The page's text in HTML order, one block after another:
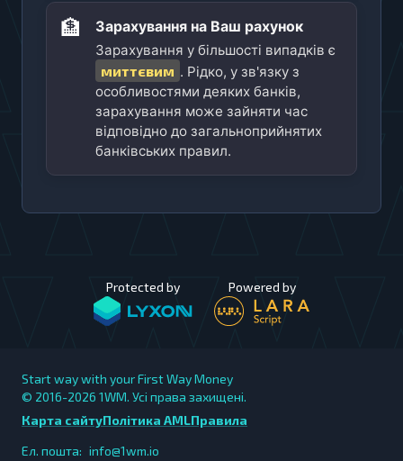
🏦
Зарахування на Ваш рахунок
Зарахування у більшості випадків є
миттєвим . Рідко, у зв'язку з
особливостями деяких банків,
зарахування може зайняти час
відповідно до загальноприйнятих
банківських правил.
Protected by Powered by
Start way with your First Way Money
© 2016-2026 1WM. Усі права захищені.
Карта сайтуПолітика AMLПравила
Ел. пошта: info@1wm.io